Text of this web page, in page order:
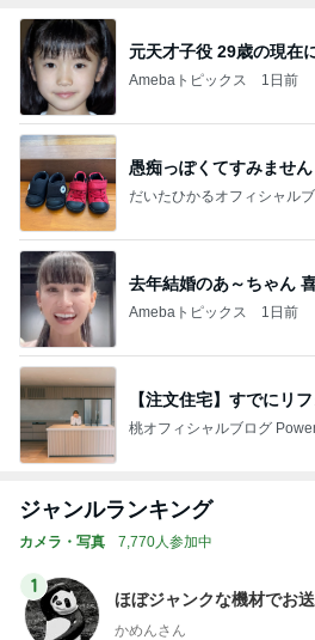
元天才子役 29歳の現在
Amebaトピックス 1日前
愚痴っぽくてすみません
だいたひかるオフィシャル
去年結婚のあ～ちゃん
Amebaトピックス 1日前
【注文住宅】すでにリ
桃オフィシャルブログ
ジャンルランキング
カメラ・写真 7,770人参加中
1
ほぼジャンクな機材でお
かめんさん